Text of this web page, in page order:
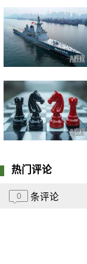
热门评论
0 条评论